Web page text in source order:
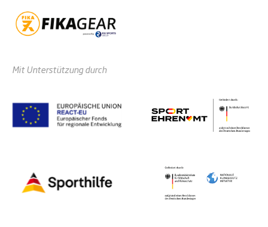
Mit Unterstützung durch